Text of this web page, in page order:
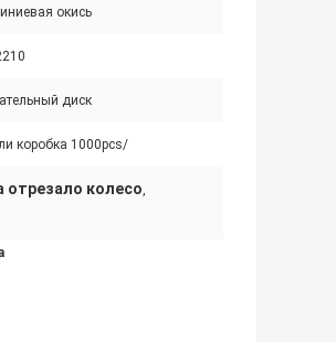
окись
диск
коробка 1000pcs/
отрезало колесо,